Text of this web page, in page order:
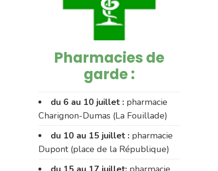
Pharmacies de
garde :
du 6 au 10 juillet : pharmacie
Charignon-Dumas (La Fouillade)
du 10 au 15 juillet : pharmacie
Dupont (place de la République)